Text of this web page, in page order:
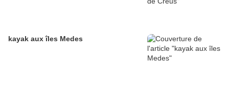
kayak aux îles Medes